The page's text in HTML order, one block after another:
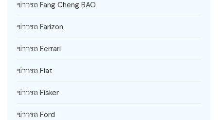
ข่าวรถ Fang Cheng BAO
ข่าวรถ Farizon
ข่าวรถ Ferrari
ข่าวรถ Fiat
ข่าวรถ Fisker
ข่าวรถ Ford